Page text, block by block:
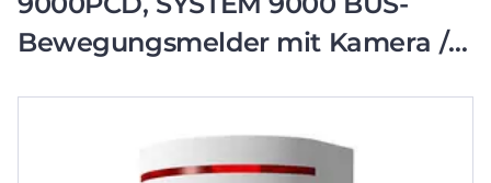
Bewegungsmelder mit Kamera /